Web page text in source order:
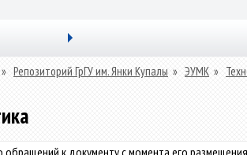
» Репозиторий ГрГУ им. Янки Купалы » ЭУМК »
обращений к документу с момента его